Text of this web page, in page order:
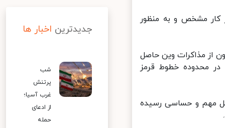
کار مشخص و به منظور
از مذاکرات وین حاصل
محدوده خطوط قرمز
مهم و حساسی رسیده
جدیدترین اخبار ها
شب
پرتنش
غرب آسیا؛
از ادعای
حمله